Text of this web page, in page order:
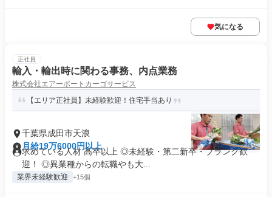
気になる
正社員
輸入・輸出時に関わる事務、内点業務
株式会社エアーポートカーゴサービス
【エリア正社員】未経験歓迎！住宅手当あり
千葉県成田市天浪
月給19万6000円以上
求めている人材 高卒以上 ◎未経験・第二新卒・ブランク歓
迎！ ◎異業種からの転職やも大...
業界未経験歓迎 +15個